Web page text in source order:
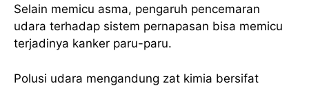
Selain memicu asma, pengaruh pencemaran
udara terhadap sistem pernapasan bisa memicu
terjadinya kanker paru-paru.
Polusi udara mengandung zat kimia bersifat